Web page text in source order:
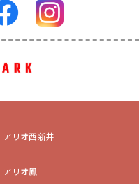
アリオ西新井
アリオ鳳